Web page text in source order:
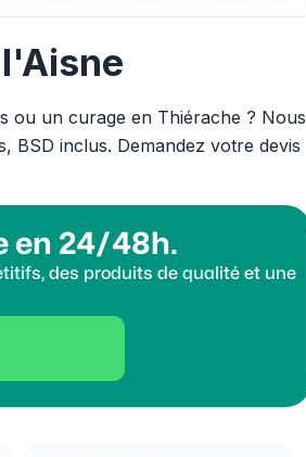
ou un curage en Thiérache ? Nous
BSD inclus. Demandez votre devis
en 24/48h.
des produits de qualité et une